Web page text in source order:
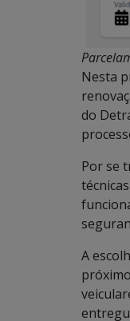
Nesta
do
Por se
A